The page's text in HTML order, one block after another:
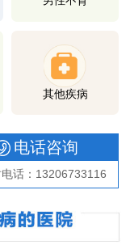
其他疾病
电话咨询
话：13206733116